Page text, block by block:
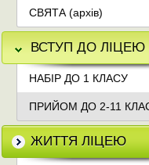
СВЯТА (архів)
ВСТУП ДО ЛІЦЕЮ
НАБІР ДО 1 КЛАСУ
ПРИЙОМ ДО 2-11
ЖИТТЯ ЛІЦЕЮ